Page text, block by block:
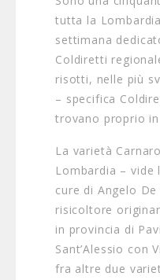
tutta la
settimana
Coldiretti
risotti, nelle più
– specifica
trovano proprio
La varietà
Lombardia – vide
cure di Angelo
risicoltore
in provincia di
Sant’Alessio con
fra altre due